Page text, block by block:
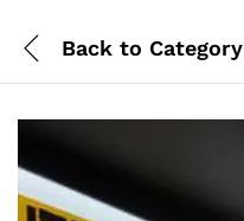
Back to Category